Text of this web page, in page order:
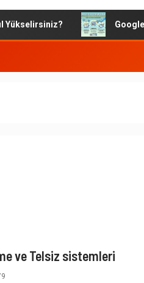
Google
ve Telsiz sistemleri